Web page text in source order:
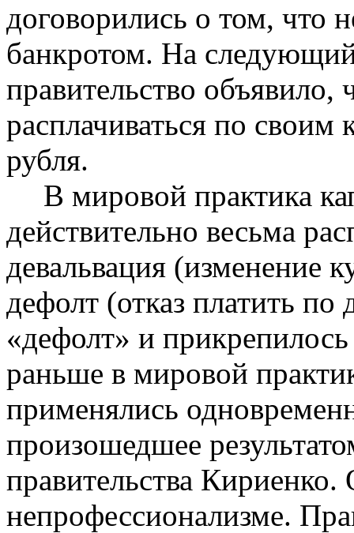
договорились о том, что
банкротом. На
правительство объявило,
расплачиваться по своим
рубля.
В мировой практика
действительно весьма
девальвация (изменение
дефолт (отказ платить
«дефолт» и
раньше в мировой
применялись
произошедшее
правительства Кириенко.
непрофессионализме.